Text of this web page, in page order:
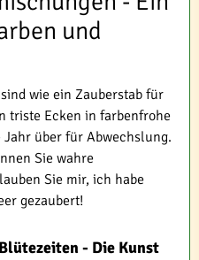
und
wie ein Zauberstab für
triste Ecken in farbenfrohe
Jahr über für Abwechslung.
Sie wahre
Sie mir, ich habe
gezaubert!
- Die Kunst